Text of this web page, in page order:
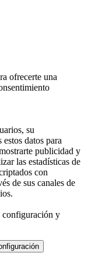
ofrecerte una
su
datos para
publicidad y
las estadísticas de
con
de sus canales de
configuración y